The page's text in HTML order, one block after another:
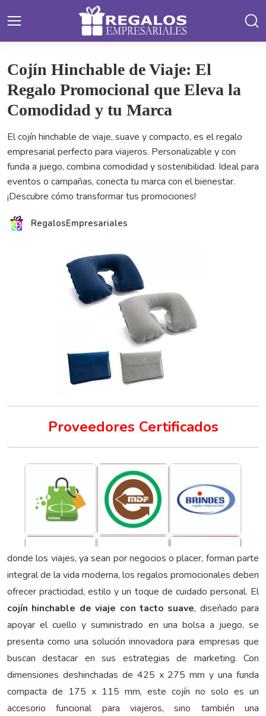
Cojín Hinchable de Viaje: El
Regalo Promocional que Eleva la
Comodidad y tu Marca
El cojín hinchable de viaje, suave y compacto, es el regalo
empresarial perfecto para viajeros. Personalizable y con
funda a juego, combina comodidad y sostenibilidad. Ideal para
eventos o campañas, conecta tu marca con el bienestar.
¡Descubre cómo transformar tus promociones!
RegalosEmpresariales
Proveedores Certificados
donde los viajes, ya sean por negocios o placer, forman parte
integral de la vida moderna, los regalos promocionales deben
ofrecer practicidad, estilo y un toque de cuidado personal. El
cojín hinchable de viaje con tacto suave, diseñado para
apoyar el cuello y suministrado en una bolsa a juego, se
presenta como una solución innovadora para empresas que
buscan destacar en sus estrategias de marketing. Con
dimensiones deshinchadas de 425 x 275 mm y una funda
compacta de 175 x 115 mm, este cojín no solo es un
accesorio funcional para viajeros, sino también una